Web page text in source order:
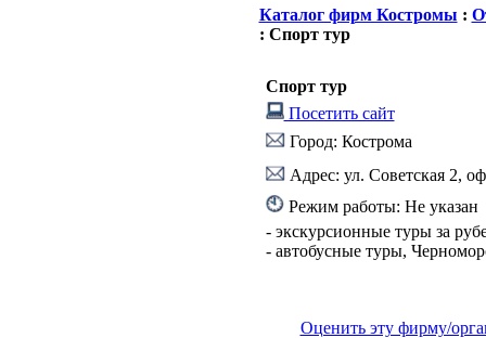
Каталог фирм Костромы :
: Спорт тур
Спорт тур
Посетить сайт
Город: Кострома
Адрес: ул. Советская 2,
Режим работы: Не указан
- экскурсионные туры за
- автобусные туры,
Оценить эту фирму/